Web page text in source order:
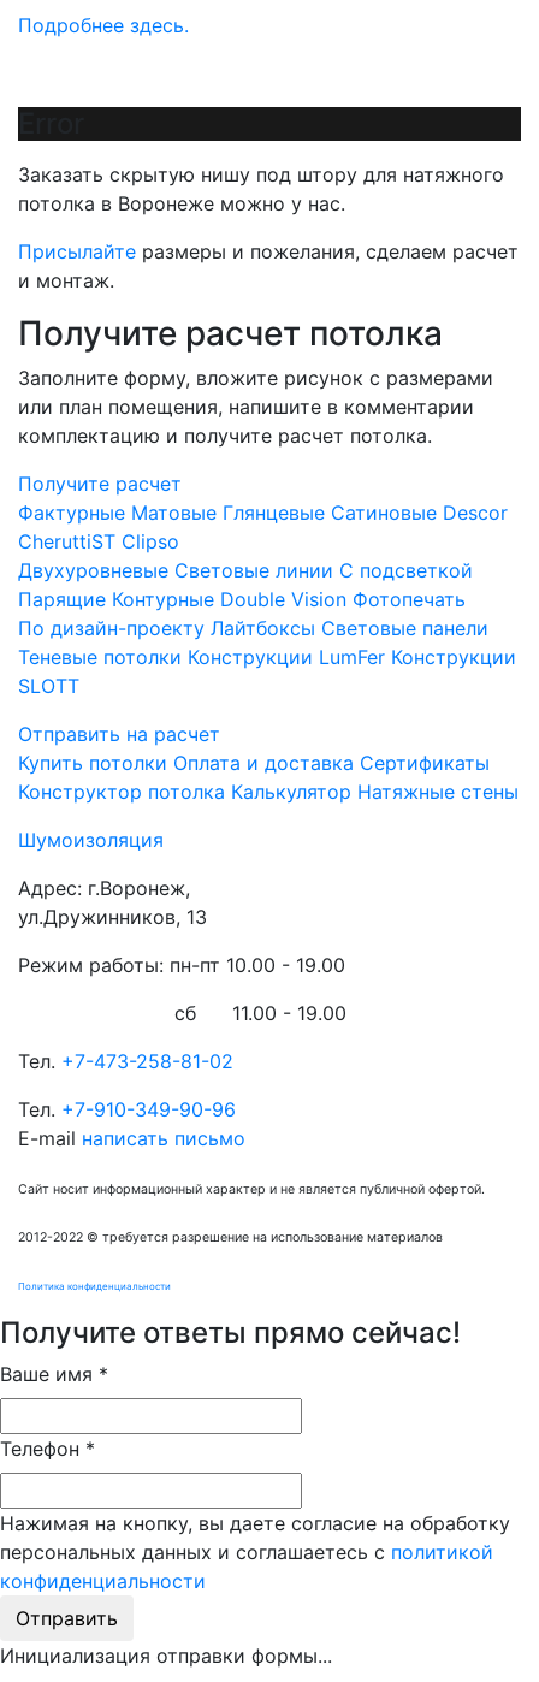
Подробнее здесь.
Заказать скрытую нишу под штору для натяжного
потолка в Воронеже можно у нас.
Присылайте размеры и пожелания, сделаем расчет
и монтаж.
Получите расчет потолка
Заполните форму, вложите рисунок с размерами
или план помещения, напишите в комментарии
комплектацию и получите расчет потолка.
Получите расчет
Фактурные Матовые Глянцевые Сатиновые Descor
CheruttiST Clipso
Двухуровневые Световые линии С подсветкой
Парящие Контурные Double Vision Фотопечать
По дизайн-проекту Лайтбоксы Световые панели
Теневые потолки Конструкции LumFer Конструкции
SLOTT
Отправить на расчет
Купить потолки Оплата и доставка Сертификаты
Конструктор потолка Калькулятор Натяжные стены
Шумоизоляция
Адрес: г.Воронеж,
ул.Дружинников, 13
Режим работы: пн-пт 10.00 - 19.00
сб 11.00 - 19.00
Тел. +7-473-258-81-02
Тел. +7-910-349-90-96
E-mail написать письмо
Сайт носит информационный характер и не является публичной офертой.
2012-2022 © требуется разрешение на использование материалов
Политика конфиденциальности
Получите ответы прямо сейчас!
Ваше имя *
Телефон *
Нажимая на кнопку, вы даете согласие на обработку
персональных данных и соглашаетесь с политикой
конфиденциальности
Отправить
Инициализация отправки формы...